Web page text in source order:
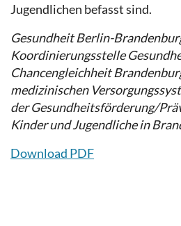
Jugendlichen befasst sind.
Gesundheit Berlin-
Koordinierungsstelle
Chancengleichheit
medizinischen
der Gesundheitsförderung/
Kinder und Jugendliche in
Download PDF